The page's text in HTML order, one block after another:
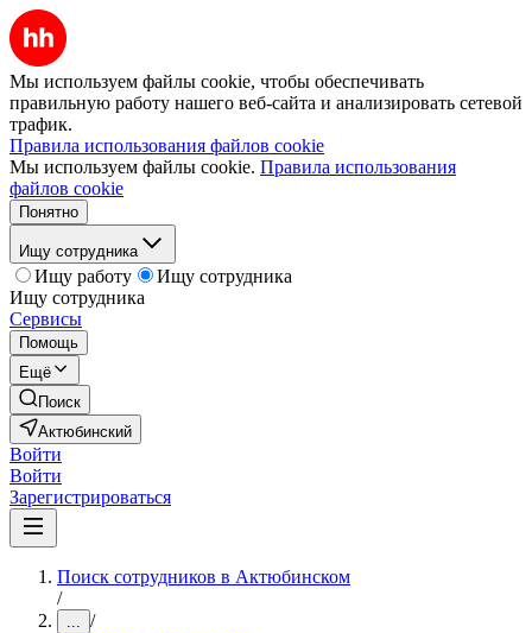
Мы используем файлы cookie, чтобы обеспечивать
правильную работу нашего веб-сайта и анализировать сетевой
трафик.
Правила использования файлов cookie
Мы используем файлы cookie. Правила использования
файлов cookie
Понятно
Ищу сотрудника
Ищу работу
Ищу сотрудника
Ищу сотрудника
Сервисы
Помощь
Ещё
Поиск
Актюбинский
Войти
Войти
Зарегистрироваться
Поиск сотрудников в Актюбинском
/
... /